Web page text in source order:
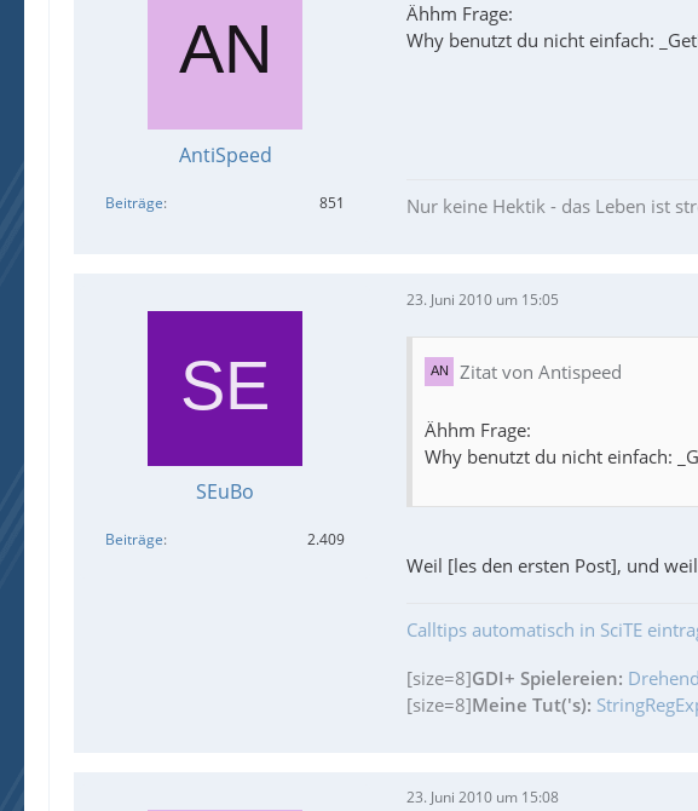
AntiSpeed
Beiträge 851
Ähhm Frage:
Why benutzt du nicht einfach:
Nur keine Hektik - das Leben ist
SEuBo
Beiträge 2.409
23. Juni 2010 um 15:05
Zitat von Antispeed
Ähhm Frage:
Why benutzt du nicht einfach:
Weil [les den ersten Post], und
Calltips automatisch in SciTE
[size=8]GDI+ Spielereien:
[size=8]Meine Tut('s):
23. Juni 2010 um 15:08